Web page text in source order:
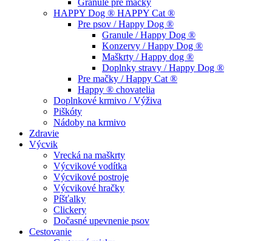
Granule pre mačky
HAPPY Dog ® HAPPY Cat ®
Pre psov / Happy Dog ®
Granule / Happy Dog ®
Konzervy / Happy Dog ®
Maškrty / Happy dog ®
Doplnky stravy / Happy Dog ®
Pre mačky / Happy Cat ®
Happy ® chovatelia
Doplnkové krmivo / Výživa
Piškóty
Nádoby na krmivo
Zdravie
Výcvik
Vrecká na maškrty
Výcvikové vodítka
Výcvikové postroje
Výcvikové hračky
Píšťalky
Clickery
Dočasné upevnenie psov
Cestovanie